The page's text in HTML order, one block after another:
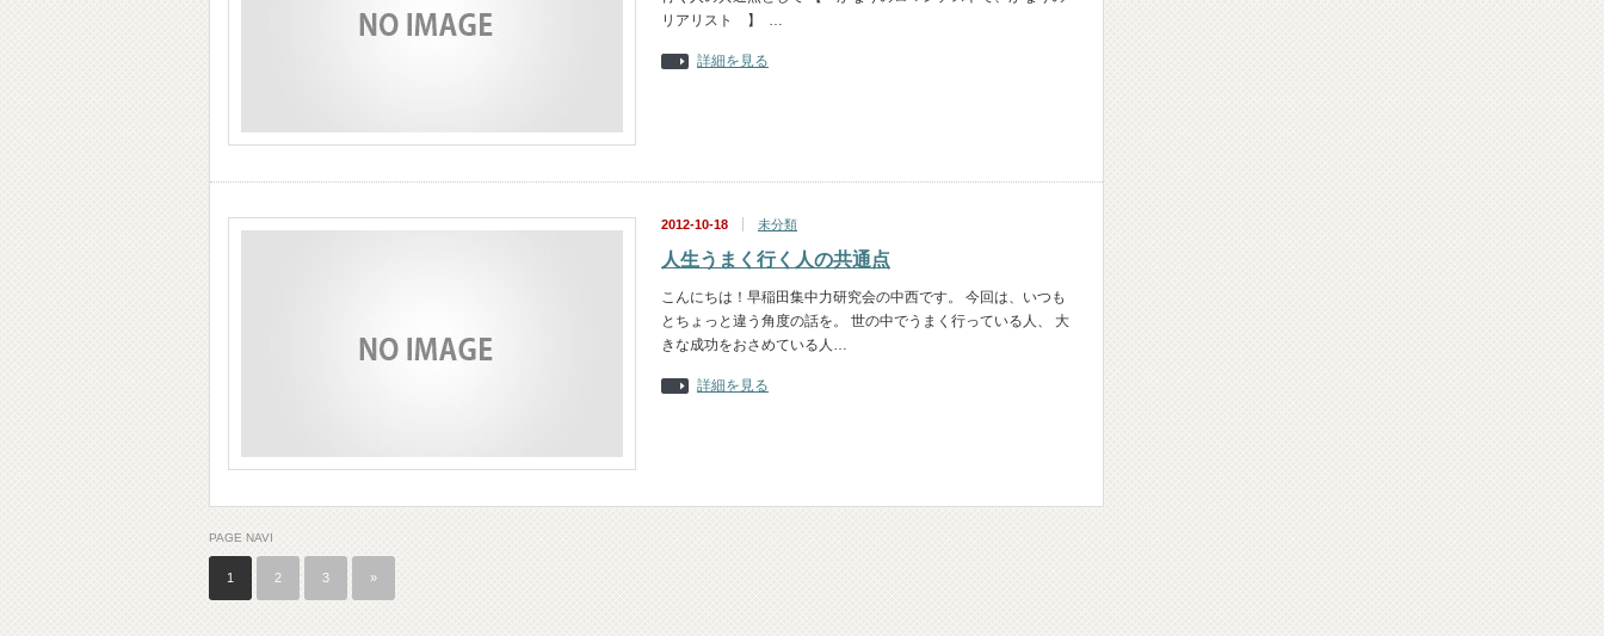
リアリスト 】 …
詳細を見る
2012-10-18 未分類
人生うまく行く人の共通点
こんにちは！早稲田集中力研究会の中西です。 今回は、いつも
とちょっと違う角度の話を。 世の中でうまく行っている人、 大
きな成功をおさめている人…
詳細を見る
PAGE NAVI
1 2 3 »